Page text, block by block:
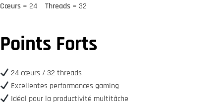
Cœurs = 24 Threads = 32
Points Forts
24 cœurs / 32 threads
Excellentes performances gaming
Idéal pour la productivité multitâche